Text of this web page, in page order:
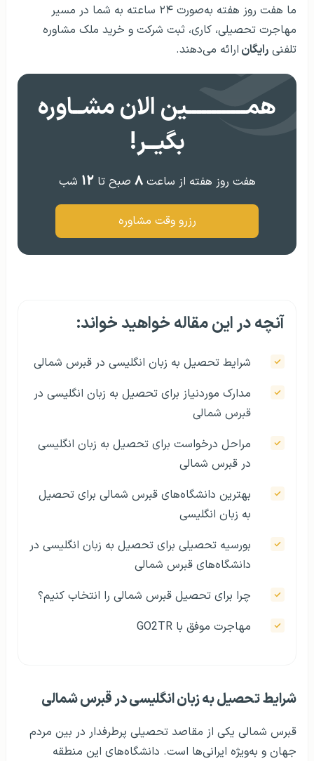
ما هفت روز هفته به‌صورت ۲۴ ساعته به شما در مسیر
مهاجرت تحصیلی، کاری، ثبت شرکت و خرید ملک مشاوره
تلفنی رایگان ارائه می‌دهند.
همــــــــــــین الان مشــاوره
بگیــر!
هفت روز هفته از ساعت۸ صبح تا۱۲ شب
رزرو وقت مشاوره
آنچه در این مقاله خواهید خواند:
شرایط تحصیل به زبان انگلیسی در قبرس شمالی
مدارک موردنیاز برای تحصیل به زبان انگلیسی در
قبرس شمالی
مراحل درخواست برای تحصیل به زبان انگلیسی
در قبرس شمالی
بهترین دانشگاه‌های قبرس شمالی برای تحصیل
به زبان انگلیسی
بورسیه تحصیلی برای تحصیل به زبان انگلیسی در
دانشگاه‌های قبرس شمالی
چرا برای تحصیل قبرس شمالی را انتخاب کنیم؟
مهاجرت موفق با GO2TR
شرایط تحصیل به زبان انگلیسی در قبرس شمالی
قبرس شمالی یکی از مقاصد تحصیلی پرطرفدار در بین مردم
جهان و به‌ویژه ایرانی‌ها است. دانشگاه‌های این منطقه